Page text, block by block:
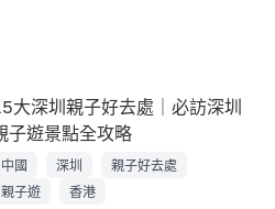
大深圳親子好去處｜必訪深圳
子遊景點全攻略
中國 深圳
親子好去處
親子遊
香港